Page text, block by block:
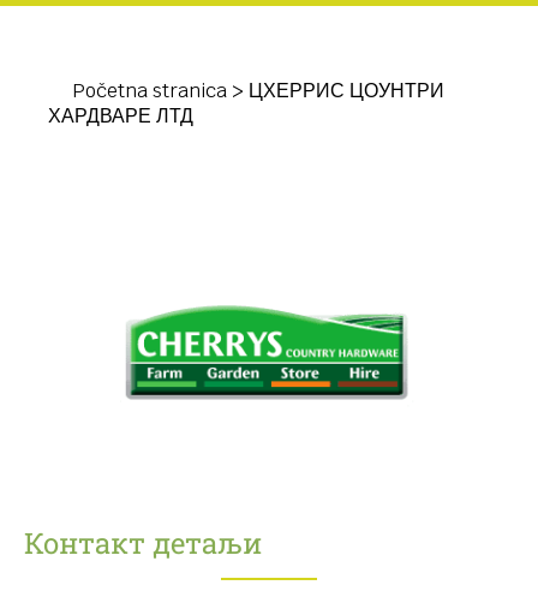
Početna stranica > ЦХЕРРИС ЦОУНТРИ
ХАРДВАРЕ ЛТД
Контакт детаљи